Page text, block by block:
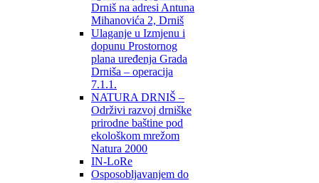
Drniš na adresi Antuna
Mihanovića 2, Drniš
Ulaganje u Izmjenu i
dopunu Prostornog
plana uređenja Grada
Drniša – operacija
7.1.1.
NATURA DRNIŠ –
Održivi razvoj drniške
prirodne baštine pod
ekološkom mrežom
Natura 2000
IN-LoRe
Osposobljavanjem do